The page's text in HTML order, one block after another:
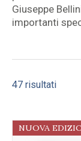
Giuseppe
importanti
47 risultatiOrdina
al
NUOVA